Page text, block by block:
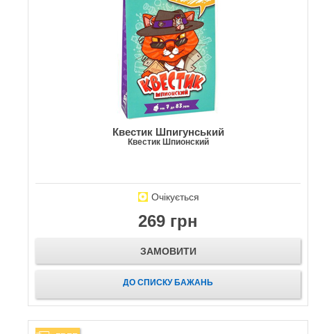
Квестик Шпигунський
Квестик Шпионский
Очікується
269 грн
ЗАМОВИТИ
ДО СПИСКУ БАЖАНЬ